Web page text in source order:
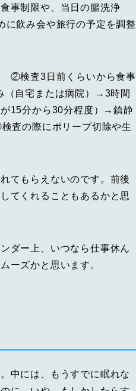
事制限や、当日の腸洗浄
に飲み会や旅行の予定を調整
②検査3日前くらいから食事
（自宅または病院）→3時間
15分から30分程度）→鎮静
査の際にポリープ切除や生
てもらえないのです。前後
てくれることもあるかと思
ダー上、いつなら仕事休ん
ーズかと思います。
中には、もうすでに眠れな